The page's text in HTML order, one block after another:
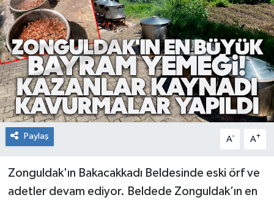
Paylaş A- A+
Zonguldak'ın Bakacakkadı Beldesinde eski örf ve
adetler devam ediyor. Beldede Zonguldak’ın en
Künye